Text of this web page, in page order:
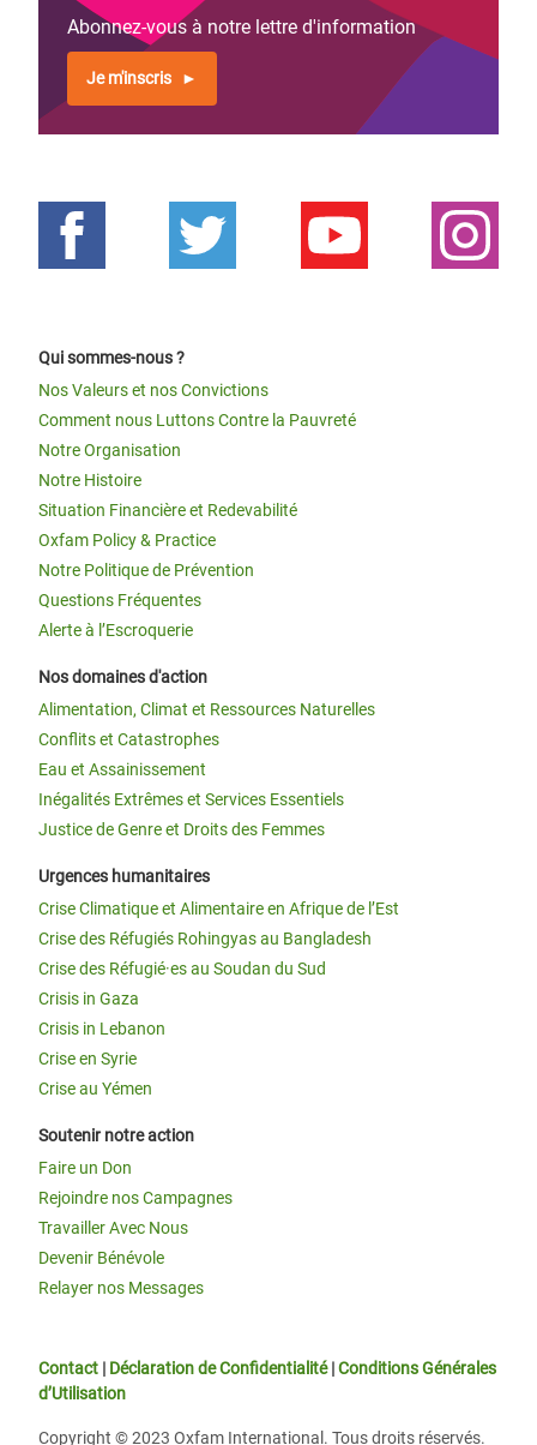
Abonnez-vous à notre lettre d'information
Je m'inscris
Qui sommes-nous ?
Nos Valeurs et nos Convictions
Comment nous Luttons Contre la Pauvreté
Notre Organisation
Notre Histoire
Situation Financière et Redevabilité
Oxfam Policy & Practice
Notre Politique de Prévention
Questions Fréquentes
Alerte à l’Escroquerie
Nos domaines d'action
Alimentation, Climat et Ressources Naturelles
Conflits et Catastrophes
Eau et Assainissement
Inégalités Extrêmes et Services Essentiels
Justice de Genre et Droits des Femmes
Urgences humanitaires
Crise Climatique et Alimentaire en Afrique de l’Est
Crise des Réfugiés Rohingyas au Bangladesh
Crise des Réfugié·es au Soudan du Sud
Crisis in Gaza
Crisis in Lebanon
Crise en Syrie
Crise au Yémen
Soutenir notre action
Faire un Don
Rejoindre nos Campagnes
Travailler Avec Nous
Devenir Bénévole
Relayer nos Messages
Contact | Déclaration de Confidentialité|Conditions Générales
d’Utilisation
Copyright © 2023 Oxfam International. Tous droits réservés.